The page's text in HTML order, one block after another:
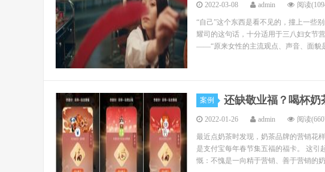
2022-03-08 admin 阅读
“自己”这个东西是看不见的，撞上一些
耀司的这句话，十分适用于三八妇女节
——“原来女性的主流观点、声音、面貌
案例 还缺敬业福？喝杯
2022-01-26 admin 阅读
最近点奶茶时发现，奶茶品牌的营销
是支付宝每年春节集五福的福卡。 这引
慨：不愧是一向精于营销、善于营销的